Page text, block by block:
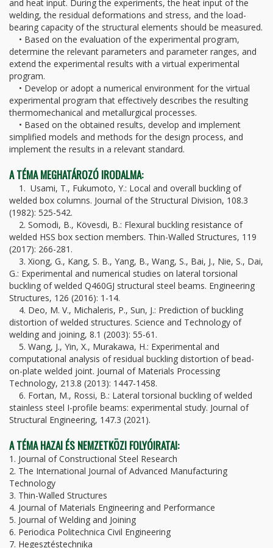
and heat input. During the experiments, the heat input of the
welding, the residual deformations and stress, and the load-
bearing capacity of the structural elements should be measured.
• Based on the evaluation of the experimental program,
determine the relevant parameters and parameter ranges, and
extend the experimental results with a virtual experimental
program.
• Develop or adopt a numerical environment for the virtual
experimental program that effectively describes the resulting
thermomechanical and metallurgical processes.
• Based on the obtained results, develop and implement
simplified models and methods for the design process, and
implement the results in a relevant standard.
A TÉMA MEGHATÁROZÓ IRODALMA:
1. Usami, T., Fukumoto, Y.: Local and overall buckling of
welded box columns. Journal of the Structural Division, 108.3
(1982): 525-542.
2. Somodi, B., Kövesdi, B.: Flexural buckling resistance of
welded HSS box section members. Thin-Walled Structures, 119
(2017): 266-281.
3. Xiong, G., Kang, S. B., Yang, B., Wang, S., Bai, J., Nie, S., Dai,
G.: Experimental and numerical studies on lateral torsional
buckling of welded Q460GJ structural steel beams. Engineering
Structures, 126 (2016): 1-14.
4. Deo, M. V., Michaleris, P., Sun, J.: Prediction of buckling
distortion of welded structures. Science and Technology of
welding and joining, 8.1 (2003): 55-61.
5. Wang, J., Yin, X., Murakawa, H.: Experimental and
computational analysis of residual buckling distortion of bead-
on-plate welded joint. Journal of Materials Processing
Technology, 213.8 (2013): 1447-1458.
6. Fortan, M., Rossi, B.: Lateral torsional buckling of welded
stainless steel I-profile beams: experimental study. Journal of
Structural Engineering, 147.3 (2021).
A TÉMA HAZAI ÉS NEMZETKÖZI FOLYÓIRATAI:
1. Journal of Constructional Steel Research
2. The International Journal of Advanced Manufacturing
Technology
3. Thin-Walled Structures
4. Journal of Materials Engineering and Performance
5. Journal of Welding and Joining
6. Periodica Politechnica Civil Engineering
7. Hegesztéstechnika